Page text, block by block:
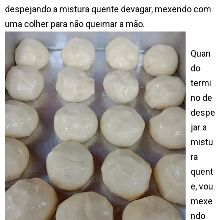
despejando a mistura quente devagar, mexendo com
uma colher para não queimar a mão.
Quan
do
termi
no de
despe
jar a
mistu
ra
quent
e, vou
mexe
ndo